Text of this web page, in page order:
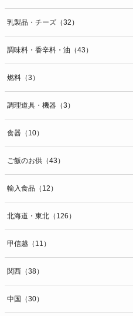
乳製品・チーズ（32）
調味料・香辛料・油（43）
燃料（3）
調理道具・機器（3）
食器（10）
ご飯のお供（43）
輸入食品（12）
北海道・東北（126）
甲信越（11）
関西（38）
中国（30）